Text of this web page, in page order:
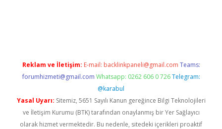
Reklam ve İletişim: E-mail: backlinkpaneli@gmail.com Teams:
forumhizmeti@gmail.com Whatsapp: 0262 606 0 726 Telegram:
@karabul
Yasal Uyarı: Sitemiz, 5651 Sayılı Kanun gereğince Bilgi Teknolojileri
ve İletişim Kurumu (BTK) tarafından onaylanmış bir Yer Sağlayıcı
olarak hizmet vermektedir. Bu nedenle, sitedeki içerikleri proaktif